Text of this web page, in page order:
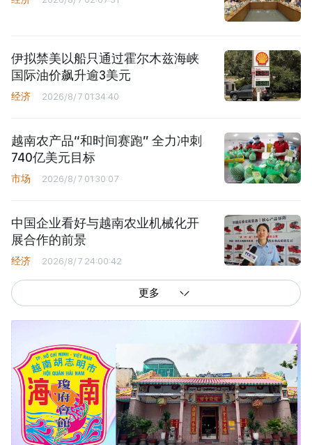
伊拟禁美以船只通过霍尔木兹海峡
国际油价飙升逾3美元
经济 2026/8/7 01:34:40
越南农产品“和时间赛跑” 全力冲刺
740亿美元目标
市场 2026/8/7 01:30:07
中国企业看好与越南农业机械化开
展合作的前景
经济 2026/8/7 24:00:42
更多
西贡解放报网版权所有